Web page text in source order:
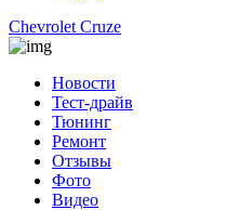
Chevrolet Cruze
Новости
Тест-драйв
Тюнинг
Ремонт
Отзывы
Фото
Видео